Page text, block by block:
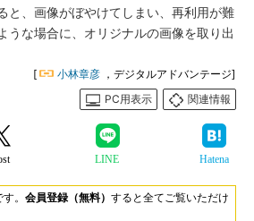
と、画像がぼやけてしまい、再利用が難
うな場合に、オリジナルの画像を取り出
[ 小林章彦 ，デジタルアドバンテージ]
PC用表示
関連情報
LINE Hatena
。 会員登録（無料） すると全てご覧いただけ